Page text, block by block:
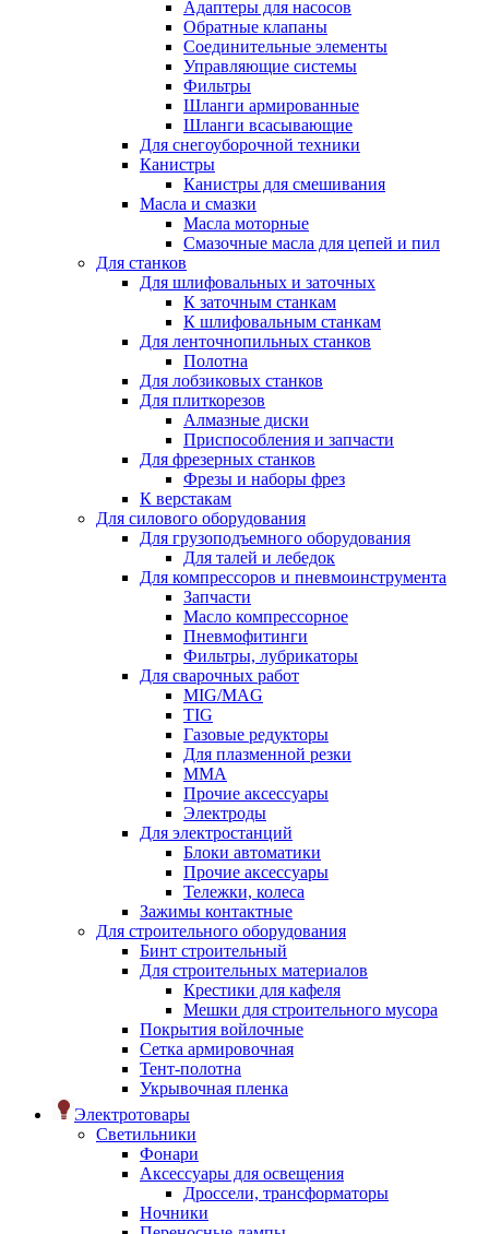
Адаптеры для насосов
Обратные клапаны
Соединительные элементы
Управляющие системы
Фильтры
Шланги армированные
Шланги всасывающие
Для снегоуборочной техники
Канистры
Канистры для смешивания
Масла и смазки
Масла моторные
Смазочные масла для цепей и пил
Для станков
Для шлифовальных и заточных
К заточным станкам
К шлифовальным станкам
Для ленточнопильных станков
Полотна
Для лобзиковых станков
Для плиткорезов
Алмазные диски
Приспособления и запчасти
Для фрезерных станков
Фрезы и наборы фрез
К верстакам
Для силового оборудования
Для грузоподъемного оборудования
Для талей и лебедок
Для компрессоров и пневмоинструмента
Запчасти
Масло компрессорное
Пневмофитинги
Фильтры, лубрикаторы
Для сварочных работ
MIG/MAG
TIG
Газовые редукторы
Для плазменной резки
ММА
Прочие аксессуары
Электроды
Для электростанций
Блоки автоматики
Прочие аксессуары
Тележки, колеса
Зажимы контактные
Для строительного оборудования
Бинт строительный
Для строительных материалов
Крестики для кафеля
Мешки для строительного мусора
Покрытия войлочные
Сетка армировочная
Тент-полотна
Укрывочная пленка
Электротовары
Светильники
Фонари
Аксессуары для освещения
Дроссели, трансформаторы
Ночники